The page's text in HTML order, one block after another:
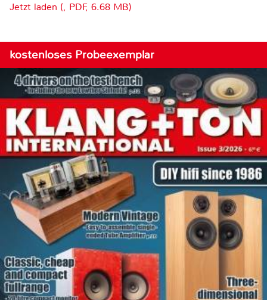
Jetzt laden (, PDF, 6.68 MB)
kostenloses Probeexemplar